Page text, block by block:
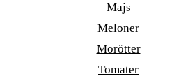
Majs
Meloner
Morötter
Tomater